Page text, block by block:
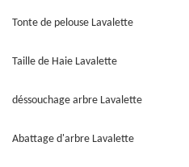
Tonte de pelouse Lavalette
Taille de Haie Lavalette
déssouchage arbre Lavalette
Abattage d'arbre Lavalette